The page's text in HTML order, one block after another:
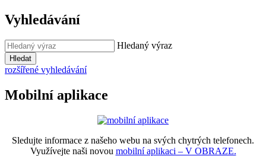
Vyhledávání
Hledaný výraz
Hledat
rozšířené vyhledávání
Mobilní aplikace
Sledujte informace z našeho webu na svých chytrých telefonech.
Využívejte naši novou mobilní aplikaci – V OBRAZE.